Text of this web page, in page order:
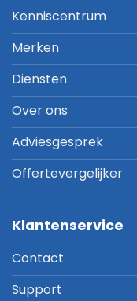
Kenniscentrum
Merken
Diensten
Over ons
Adviesgesprek
Offertevergelijker
Klantenservice
Contact
Support